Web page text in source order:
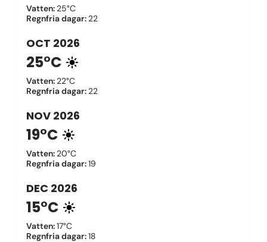
Vatten: 25°C
Regnfria dagar: 22
OCT 2026
25°C
Vatten: 22°C
Regnfria dagar: 22
NOV 2026
19°C
Vatten: 20°C
Regnfria dagar:19
DEC 2026
15°C
Vatten:17°C
Regnfria dagar:18